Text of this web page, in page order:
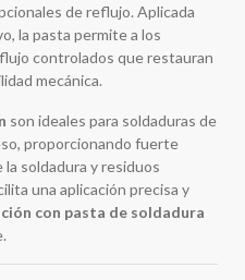
de reflujo. Aplicada
la pasta permite a los
controlados que restauran
mecánica.
son ideales para soldaduras de
proporcionando fuerte
soldadura y residuos
una aplicación precisa y
con pasta de soldadura